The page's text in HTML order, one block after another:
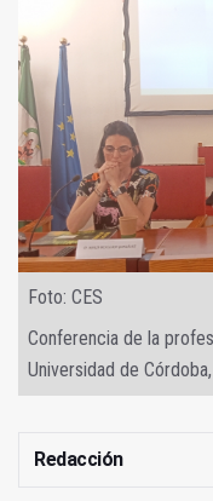
Foto: CES
Conferencia de la
Universidad de
Redacción